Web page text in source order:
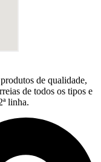
de qualidade,
de todos os tipos e
linha.